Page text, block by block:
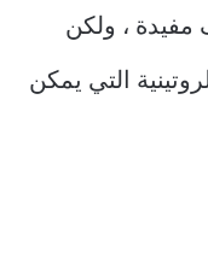
مفيدة ، ولكن
التي يمكن